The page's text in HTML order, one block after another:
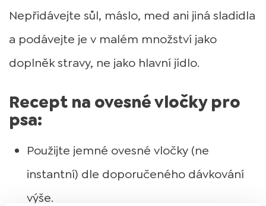
Nepřidávejte sůl, máslo, med ani jiná sladidla
a podávejte je v malém množství jako
doplněk stravy, ne jako hlavní jídlo.
Recept na ovesné vločky pro
psa:
Použijte jemné ovesné vločky (ne
instantní) dle doporučeného dávkování
výše.